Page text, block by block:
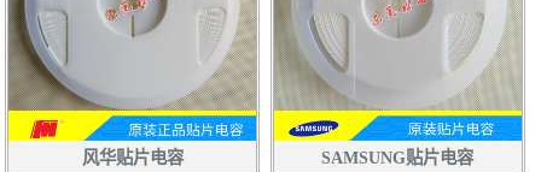
风华贴片电容 SAMSUNG贴片电容